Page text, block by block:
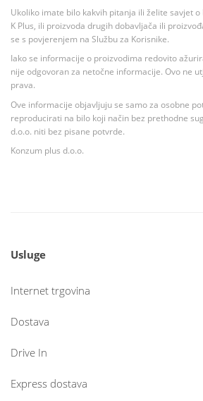
Ukoliko imate bilo kakvih pitanja ili želite savjet
K Plus, ili proizvoda drugih dobavljača ili
se s povjerenjem na Službu za Korisnike.
Iako se informacije o proizvodima redovito
nije odgovoran za netočne informacije. Ovo ne
prava.
Ove informacije objavljuju se samo za osobne
reproducirati na bilo koji način bez prethodne
d.o.o. niti bez pisane potvrde.
Konzum plus d.o.o.
Usluge
Internet trgovina
Dostava
Drive In
Express dostava